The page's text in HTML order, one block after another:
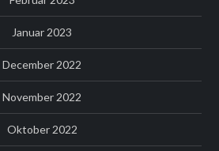
Januar 2023
December 2022
November 2022
Oktober 2022